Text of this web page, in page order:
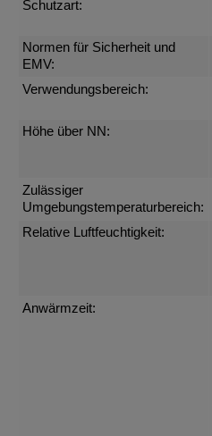
Schutzart:
Normen für Sicherheit und
EMV:
Verwendungsbereich:
Höhe über NN:
Zulässiger
Umgebungstemperaturbereich:
Relative Luftfeuchtigkeit:
Anwärmzeit: